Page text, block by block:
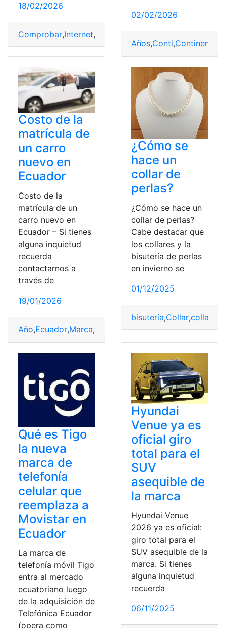
18/02/2026
Comprobar,Internet, Mantenimiento,Marca,Pasos,
02/02/2026
Años,Conti,Continental
Costo de la
matrícula de
un carro
nuevo en
Ecuador
Costo de la
matrícula de un
carro nuevo en
Ecuador – Si tienes
alguna inquietud
recuerda
contactarnos a
través de
19/01/2026
Año,Ecuador,Marca, Modelo,País
¿Cómo se
hace un
collar de
perlas?
¿Cómo se hace un
collar de perlas?
Cabe destacar que
los collares y la
bisutería de perlas
en invierno se
01/12/2025
bisutería,Collar,collar de
Qué es Tigo
la nueva
marca de
telefonía
celular que
reemplaza a
Movistar en
Ecuador
La marca de
telefonía móvil Tigo
entra al mercado
ecuatoriano luego
de la adquisición de
Telefónica Ecuador
(opera como
Hyundai
Venue ya es
oficial giro
total para el
SUV
asequible de
la marca
Hyundai Venue
2026 ya es oficial:
giro total para el
SUV asequible de la
marca. Si tienes
alguna inquietud
recuerda
06/11/2025